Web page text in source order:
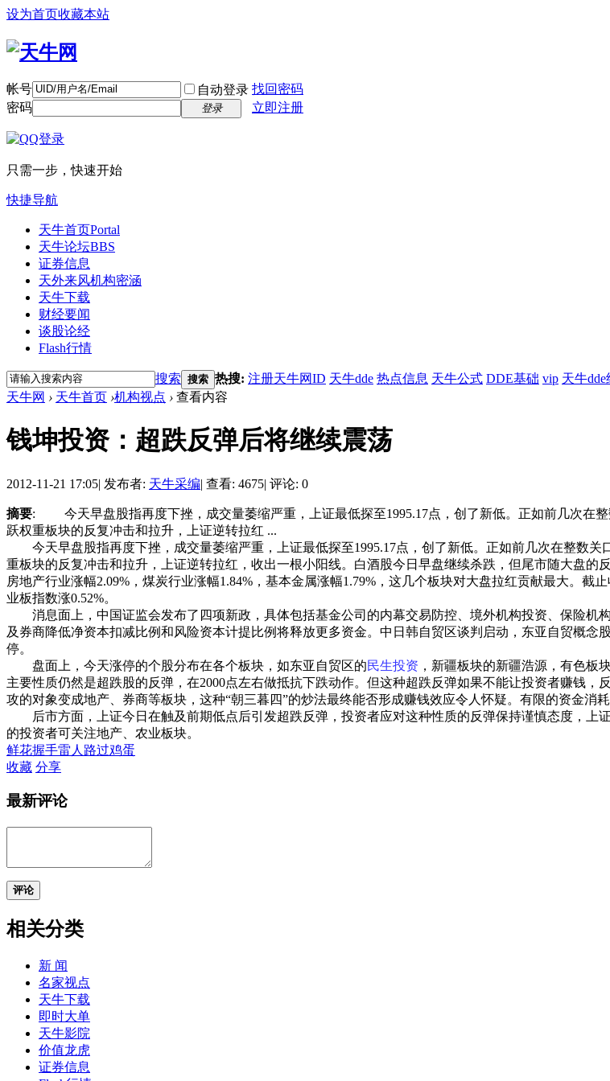
设为首页收藏本站
帐号 自动登录 找回密码
密码
登录 立即注册
只需一步，快速开始
快捷导航
天牛首页Portal
天牛论坛BBS
证券信息
天外来风机构密涵
天牛下载
财经要闻
谈股论经
Flash行情
搜索 搜索 热搜: 注册天牛网ID 天牛dde 热点信息 天牛公式 DDE基础 vip 天牛dde
天牛网 › 天牛首页 ›机构视点 › 查看内容
钱坤投资：超跌反弹后将继续震荡
2012-11-21 17:05| 发布者: 天牛采编| 查看: 4675| 评论: 0
摘要: 今天早盘股指再度下挫，成交量萎缩严重，上证最低探至1995.17点，创了新低。正如前几次在
跃权重板块的反复冲击和拉升，上证逆转拉红 ...
今天早盘股指再度下挫，成交量萎缩严重，上证最低探至1995.17点，创了新低。正如前几次在整数关
重板块的反复冲击和拉升，上证逆转拉红，收出一根小阳线。白酒股今日早盘继续杀跌，但尾市随大盘的
房地产行业涨幅2.09%，煤炭行业涨幅1.84%，基本金属涨幅1.79%，这几个板块对大盘拉红贡献最大。截
业板指数涨0.52%。
消息面上，中国证监会发布了四项新政，具体包括基金公司的内幕交易防控、境外机构投资、保险机
及券商降低净资本扣减比例和风险资本计提比例将释放更多资金。中日韩自贸区谈判启动，东亚自贸概念
停。
盘面上，今天涨停的个股分布在各个板块，如东亚自贸区的民生投资 ，新疆板块的新疆浩源，有色板
主要性质仍然是超跌股的反弹，在2000点左右做抵抗下跌动作。但这种超跌反弹如果不能让投资者赚钱
攻的对象变成地产、券商等板块，这种“朝三暮四”的炒法最终能否形成赚钱效应令人怀疑。有限的资金消
后市方面，上证今日在触及前期低点后引发超跌反弹，投资者应对这种性质的反弹保持谨慎态度，上
的投资者可关注地产、农业板块。
鲜花握手雷人 路过鸡蛋
收藏 分享
最新评论
评论
相关分类
新 闻
名家视点
天牛下载
即时大单
天牛影院
价值龙虎
证券信息